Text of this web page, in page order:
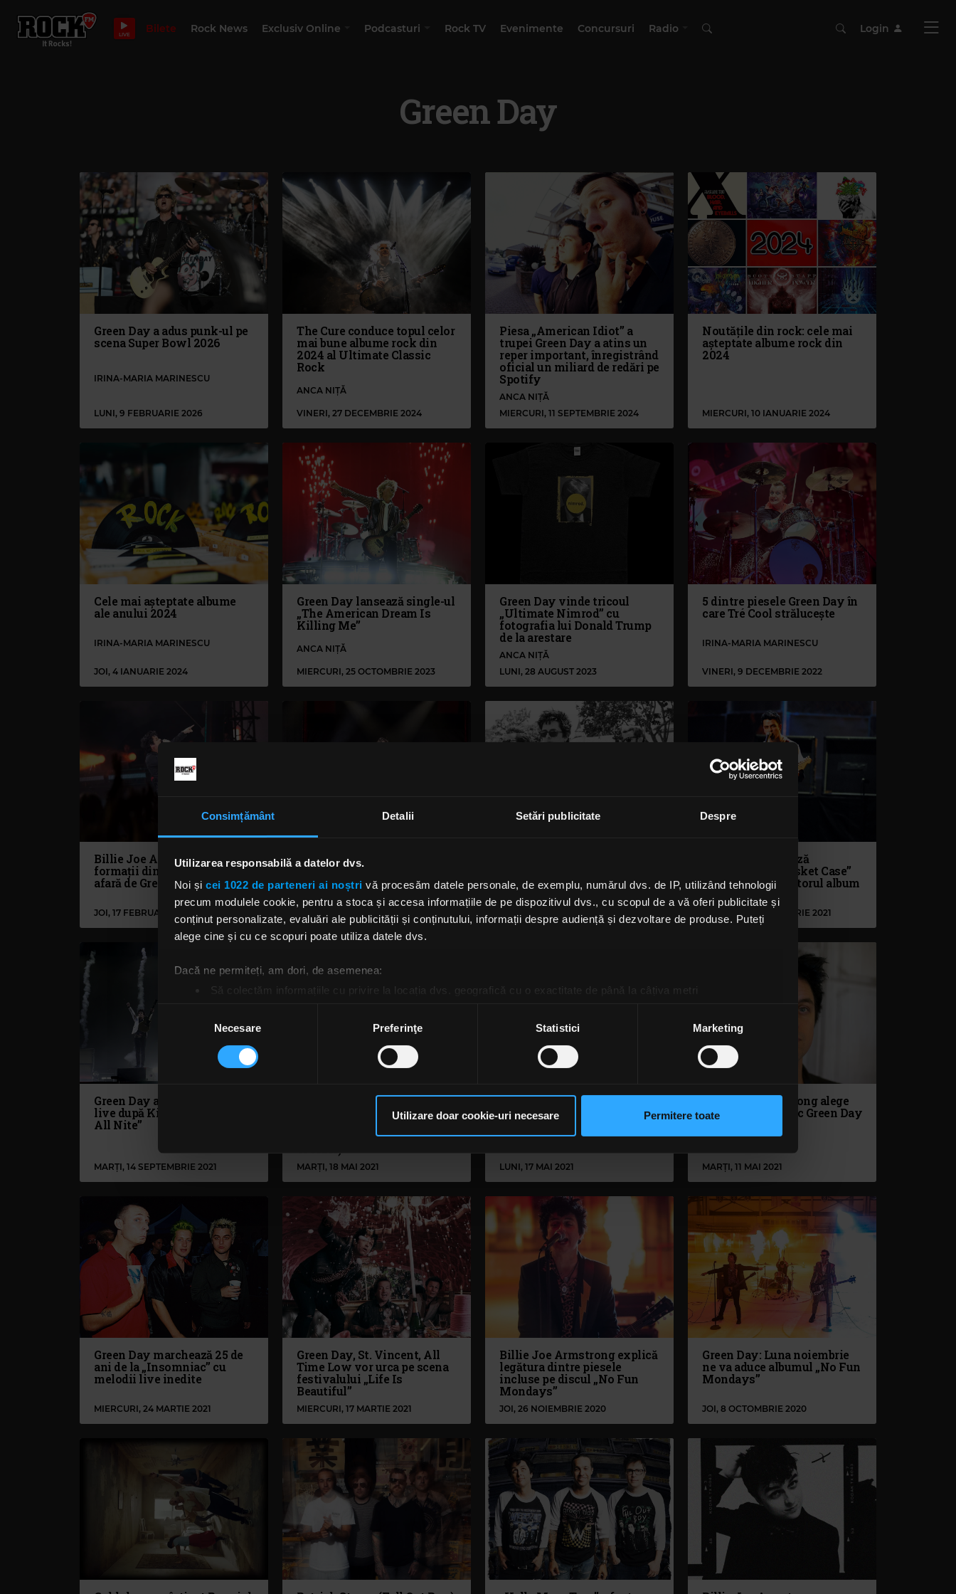
Consimțământ Detalii Setări publicitate Despre
Utilizarea responsabilă a datelor dvs.
Noi și cei 1022 de parteneri ai noștri vă procesăm datele personale, de exemplu, numărul dvs. de IP, utilizând tehnologii
precum modulele cookie, pentru a stoca și accesa informațiile de pe dispozitivul dvs., cu scopul de a vă oferi publicitate și
conținut personalizate, evaluări ale publicității și conținutului, informații despre audiență și dezvoltare de produse. Puteți
alege cine și cu ce scopuri poate utiliza datele dvs.
Dacă ne permiteți, am dori, de asemenea:
Să colectăm informațiile cu privire la locația dvs. geografică cu o exactitate de până la câțiva metri
Găsiți mai multe informații despre procesarea datelor dvs. personale și configurați-vă preferințele la
secțiunea cu detalii
Vă puteți modifica sau retrage oricând acordul din Declarația despre modulele cookie.
traficul. De asemenea, le oferim partenerilor de rețele sociale, de publicitate și de analize informații cu privire la modul în
care folosiți site-ul nostru. Aceștia le pot combina cu alte informații oferite de dvs. sau culese în urma folosirii serviciilor
consimțământului
Necesare Preferinţe Statistici Marketing
Utilizare doar cookie-uri necesare Permitere toate
LIVE Bilete Rock News Exclusiv Online Podcasturi Rock TV Evenimente Concursuri Radio Login
Green Day
Green Day a adus punk-ul pe
scena Super Bowl 2026
IRINA-MARIA MARINESCU
LUNI, 9 FEBRUARIE 2026
The Cure conduce topul celor
mai bune albume rock din
2024 al Ultimate Classic
Rock
ANCA NIȚĂ
VINERI, 27 DECEMBRIE 2024
Piesa „American Idiot” a
trupei Green Day a atins un
reper important, înregistrând
oficial un miliard de redări pe
Spotify
ANCA NIȚĂ
MIERCURI, 11 SEPTEMBRIE 2024
Noutățile din rock: cele mai
așteptate albume rock din
2024
MIERCURI, 10 IANUARIE 2024
Cele mai așteptate albume
ale anului 2024
IRINA-MARIA MARINESCU
JOI, 4 IANUARIE 2024
Green Day lansează single-ul
„The American Dream Is
Killing Me”
ANCA NIȚĂ
MIERCURI, 25 OCTOMBRIE 2023
Green Day vinde tricoul
„Ultimate Nimrod” cu
fotografia lui Donald Trump
de la arestare
ANCA NIȚĂ
LUNI, 28 AUGUST 2023
5 dintre piesele Green Day în
care Tré Cool strălucește
IRINA-MARIA MARINESCU
VINERI, 9 DECEMBRIE 2022
Billie Joe Armstrong: 5
formații din care face parte în
afară de Green Day
JOI, 17 FEBRUARIE 2022
Rolling Stones, Green Day,
Guns N’ Roses printre
turneele cu cele mai mari
încasări din 2021
LUNI, 20 DECEMBRIE 2021
piesa „Holy Toledo!”
JOI, 4 NOIEMBRIE 2021
Green Day lansează
interpretarea „Basket Case”
din 1994 de pe viitorul album
live
MIERCURI, 3 NOIEMBRIE 2021
Green Day a lansat coverul
live după Kiss „Rock and Roll
All Nite”
MARȚI, 14 SEPTEMBRIE 2021
Green Day revin cu piesa
„Pollyanna” pentru a
Mega Tour (+Fall Out Boy,
MARȚI, 18 MAI 2021
Green Day ne oferă un
fragment dintr-o piesă nouă
LUNI, 17 MAI 2021
Billie Joe Armstrong alege
cel mai bun cântec Green Day
MARȚI, 11 MAI 2021
Green Day marchează 25 de
ani de la „Insomniac” cu
melodii live inedite
MIERCURI, 24 MARTIE 2021
Green Day, St. Vincent, All
Time Low vor urca pe scena
festivalului „Life Is
Beautiful”
MIERCURI, 17 MARTIE 2021
Billie Joe Armstrong explică
legătura dintre piesele
incluse pe discul „No Fun
Mondays”
JOI, 26 NOIEMBRIE 2020
Green Day: Luna noiembrie
ne va aduce albumul „No Fun
Mondays”
JOI, 8 OCTOMBRIE 2020